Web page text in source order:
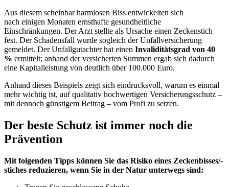
Aus diesem scheinbar harmlosen Biss entwickelten sich
nach einigen Monaten ernsthafte gesundheitliche
Einschränkungen. Der Arzt stellte als Ursache einen Zeckenstich
fest. Der Schadensfall wurde sogleich der Unfallversicherung
gemeldet. Der Unfallgutachter hat einen Invaliditätsgrad von 40
% ermittelt; anhand der versicherten Summen ergab sich dadurch
eine Kapitalleistung von deutlich über 100.000 Euro.
Anhand dieses Beispiels zeigt sich eindrucksvoll, warum es einmal
mehr wichtig ist, auf qualitativ hochwertigen Versicherungsschutz –
mit dennoch günstigem Beitrag – vom Profi zu setzen.
Der beste Schutz ist immer noch die
Prävention
Mit folgenden Tipps können Sie das Risiko eines Zeckenbisses/-
stiches reduzieren, wenn Sie in der Natur unterwegs sind: